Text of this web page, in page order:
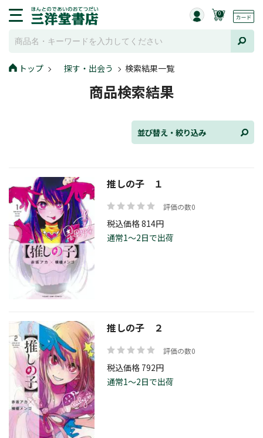
0
トップ 探す・出会う 検索結果一覧
商品検索結果
並び替え・絞り込み
並び替え
在庫状況
価格帯
絞り込む
推しの子 １
評価の数0
税込価格 814円
通常1～2日で出荷
推しの子 ２
評価の数0
税込価格 792円
通常1～2日で出荷